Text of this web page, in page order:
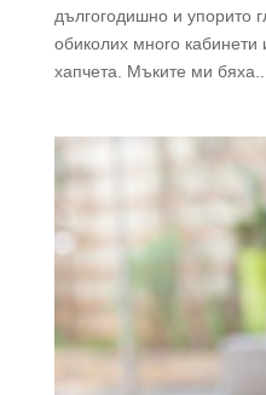
дългогодишно и упорито
обиколих мноrо кабинети
хапчета. Мъките ми